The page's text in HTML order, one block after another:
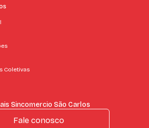
Coletivas
Sincomercio São Carlos
Fale conosco